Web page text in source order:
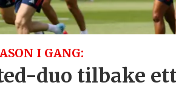
I GANG:
duo tilbake